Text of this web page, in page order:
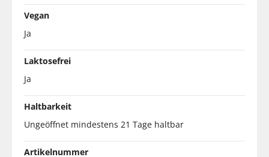
Vegan
Ja
Laktosefrei
Ja
Haltbarkeit
Ungeöffnet mindestens 21 Tage haltbar
Artikelnummer